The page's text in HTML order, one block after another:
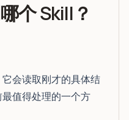
个 Skill？
会读取刚才的具体结
值得处理的一个方